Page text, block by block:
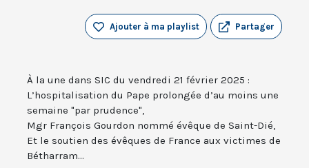
Partager
Ajouter à ma playlist
À la une dans SIC du vendredi 21 février 2025 :
L’hospitalisation du Pape prolongée d’au moins une
semaine "par prudence",
Mgr François Gourdon nommé évêque de Saint-Dié,
Et le soutien des évêques de France aux victimes de
Bétharram...